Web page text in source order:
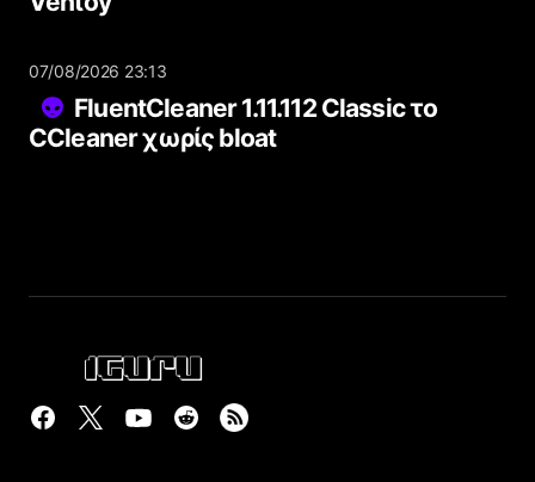
07/08/2026 23:13
FluentCleaner 1.11.112 Classic το
CCleaner χωρίς bloat